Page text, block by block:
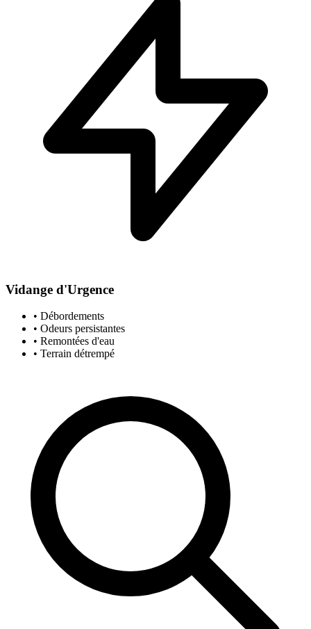
Vidange d'Urgence
• Débordements
• Odeurs persistantes
• Remontées d'eau
• Terrain détrempé